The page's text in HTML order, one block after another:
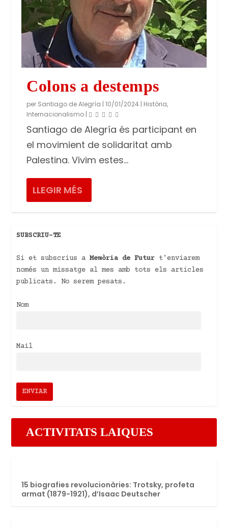
Colons a destemps
per Santiago de Alegría |10/01/2024 | Història,
Internacionalismo |
Santiago de Alegría és participant en
el movimient de solidaritat amb
Palestina. Vivim estes...
LLEGIR MÉS
SUBSCRIU-TE
Si et subscrius aMemòria de Futur t'enviarem
només un missatge al mes amb tots els articles
publicats. No serem pesats.
Nom
Mail
ACTIVITATS LAIQUES
15 biografies revolucionàries: Trotsky, profeta
armat (1879-1921), d’Isaac Deutscher